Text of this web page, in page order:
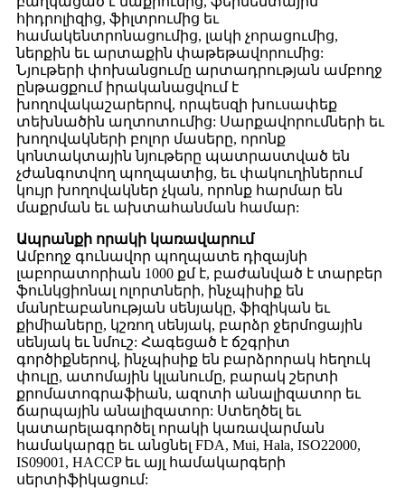
հիդրոլիզից, ֆիլտրումից եւ
համակենտրոնացումից, լակի չորացումից,
ներքին եւ արտաքին փաթեթավորումից:
Նյութերի փոխանցումը արտադրության ամբողջ
ընթացքում իրականացվում է
խողովակաշարերով, որպեսզի խուսափեք
տեխնածին աղտոտումից: Սարքավորումների եւ
խողովակների բոլոր մասերը, որոնք
կոնտակտային նյութերը պատրաստված են
չժանգոտվող պողպատից, եւ փակուղիներում
կույր խողովակներ չկան, որոնք հարմար են
մաքրման եւ ախտահանման համար:
Ապրանքի որակի կառավարում
Ամբողջ գունավոր պողպատե դիզայնի
լաբորատորիան 1000 քմ է, բաժանված է տարբեր
ֆունկցիոնալ ոլորտների, ինչպիսիք են
մանրէաբանության սենյակը, ֆիզիկան եւ
քիմիաները, կշռող սենյակ, բարձր ջերմոցային
սենյակ եւ նմուշ: Հագեցած է ճշգրիտ
գործիքներով, ինչպիսիք են բարձրորակ հեղուկ
փուլը, ատոմային կլանումը, բարակ շերտի
քրոմատոգրաֆիան, ազոտի անալիզատոր եւ
ճարպային անալիզատոր: Ստեղծել եւ
կատարելագործել որակի կառավարման
համակարգը եւ անցնել FDA, Mui, Hala, ISO22000,
IS09001, HACCP եւ այլ համակարգերի
սերտիֆիկացում: